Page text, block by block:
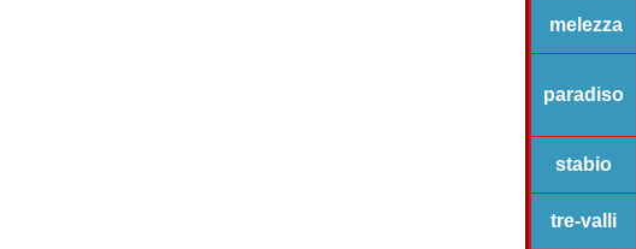
melezza
paradiso
stabio
tre-valli